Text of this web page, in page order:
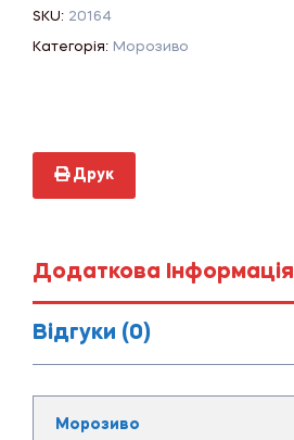
SKU: 20164
Категорія: Морозиво
Друк
Додаткова Інформація
Відгуки (0)
Морозиво